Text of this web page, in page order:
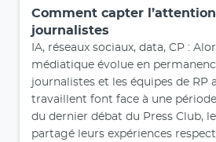
Comment capter
journalistes
IA, réseaux sociaux, data, CP :
médiatique évolue en
journalistes et les équipes de RP
travaillent font face à une
du dernier débat du Press Club,
partagé leurs expériences